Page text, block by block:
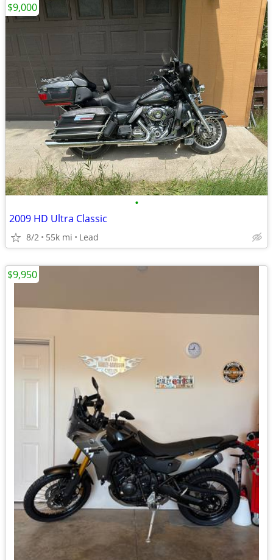
•
2009 HD Ultra Classic
8/2 55k mi Lead
$9,000
$9,950